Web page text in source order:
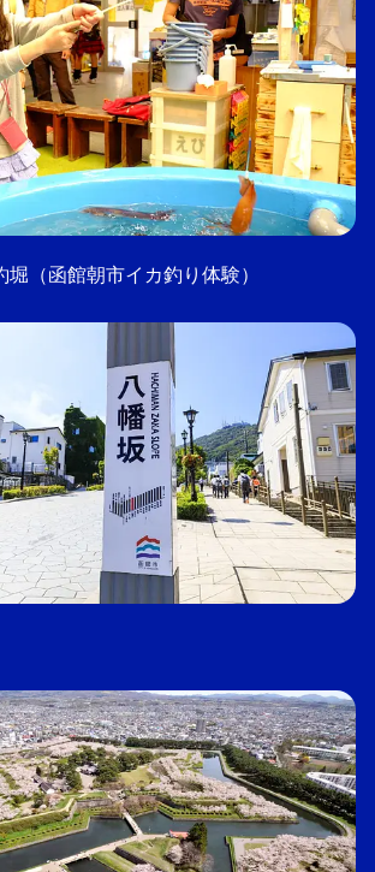
（函館朝市イカ釣り体験）